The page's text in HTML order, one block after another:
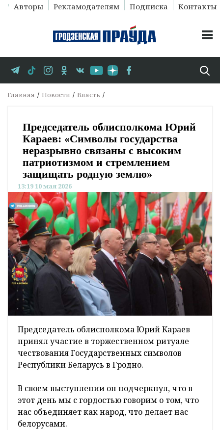
Авторы Рекламодателям Подписка Контакты
Главная Новости Власть
Председатель облисполкома Юрий
Караев: «Символы государства
неразрывно связаны с высоким
патриотизмом и стремлением
защищать родную землю»
13:19 10 мая 2026
Председатель облисполкома Юрий Караев
принял участие в торжественном ритуале
чествования Государственных символов
Республики Беларусь в Гродно.
В своем выступлении он подчеркнул, что в
этот день мы с гордостью говорим о том, что
нас объединяет как народ, что делает нас
белорусами.